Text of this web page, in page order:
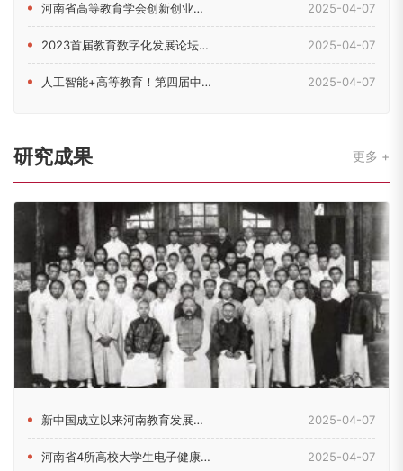
河南省高等教育学会创新创业教育分会2024年理事会暨学术年会... 2025-04-07
2023首届教育数字化发展论坛在河南郑州举行 2025-04-07
人工智能+高等教育！第四届中原高等教育（国际）论坛在郑召开 2025-04-07
研究成果 更多
新中国成立以来河南教育发展的历史脉络考察 2025-04-07
河南省4所高校大学生电子健康素养现状及影响因素研究 2025-04-07